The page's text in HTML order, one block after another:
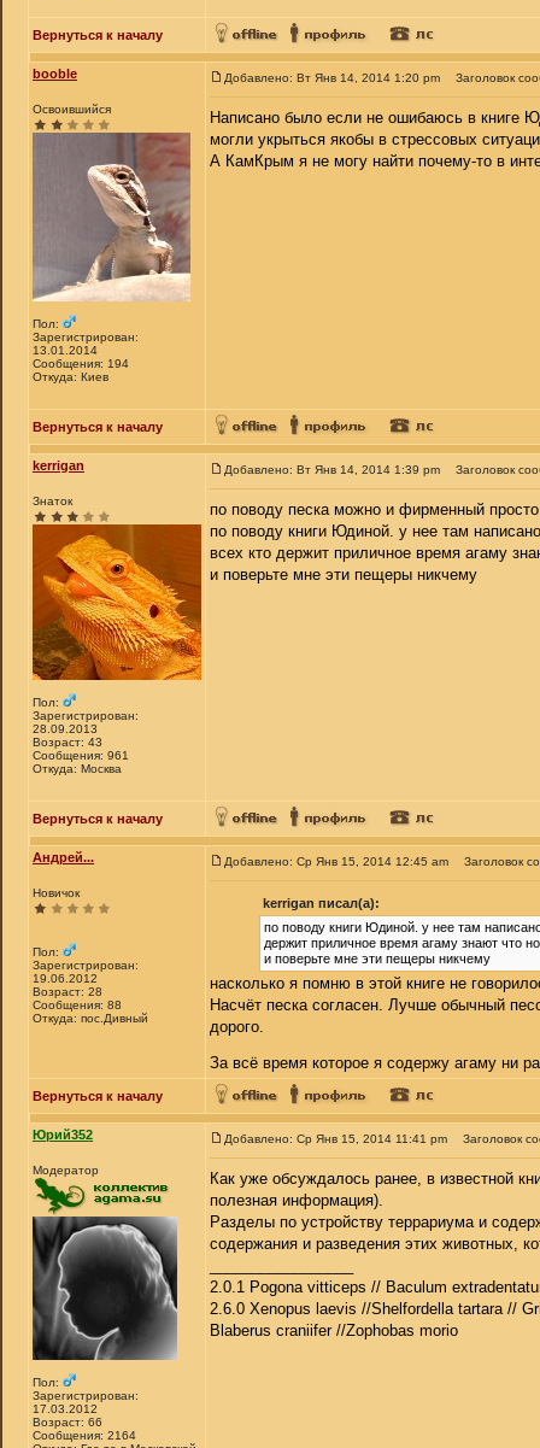
Вернуться к началу
booble
Освоившийся
Пол:
Зарегистрирован:
13.01.2014
Сообщения: 194
Откуда: Киев
Добавлено: Вт Янв 14, 2014 1:20 pm Заголовок
Написано было если не ошибаюсь в книге
могли укрыться якобы в стрессовых
А КамКрым я не могу найти почему-то в
Вернуться к началу
kerrigan
Знаток
Пол:
Зарегистрирован:
28.09.2013
Возраст: 43
Сообщения: 961
Откуда: Москва
Добавлено: Вт Янв 14, 2014 1:39 pm Заголовок
по поводу песка можно и фирменный
по поводу книги Юдиной. у нее там
всех кто держит приличное время агаму
и поверьте мне эти пещеры никчему
Вернуться к началу
Андрей...
Новичок
Пол:
Зарегистрирован:
19.06.2012
Возраст: 28
Сообщения: 88
Откуда: пос.Дивный
Добавлено: Ср Янв 15, 2014 12:45 am Заголовок
kerrigan писал(а):
по поводу книги Юдиной. у нее там
держит приличное время агаму знают что
и поверьте мне эти пещеры никчему
насколько я помню в этой книге не
Насчёт песка согласен. Лучше обычный
дорого.
За всё время которое я содержу агаму ни
Вернуться к началу
Юрий352
Модератор
Пол:
Зарегистрирован:
17.03.2012
Возраст: 66
Сообщения: 2164
Добавлено: Ср Янв 15, 2014 11:41 pm Заголовок
Как уже обсуждалось ранее, в известной
полезная информация).
Разделы по устройству террариума и
содержания и разведения этих животных,
2.0.1 Pogona vitticeps // Baculum
2.6.0 Xenopus laevis //Shelfordella tartara //
Blaberus craniifer //Zophobas morio